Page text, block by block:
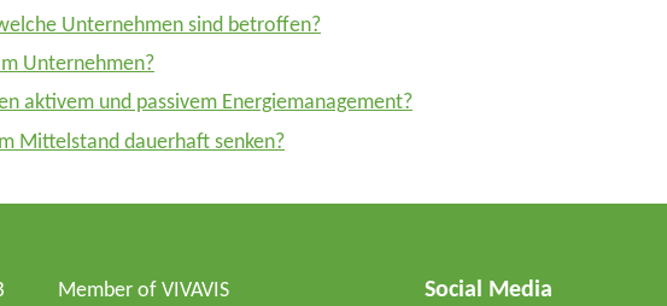
Unternehmen sind betroffen?
Unternehmen?
aktivem und passivem Energiemanagement?
Mittelstand dauerhaft senken?
Member of VIVAVIS Social Media